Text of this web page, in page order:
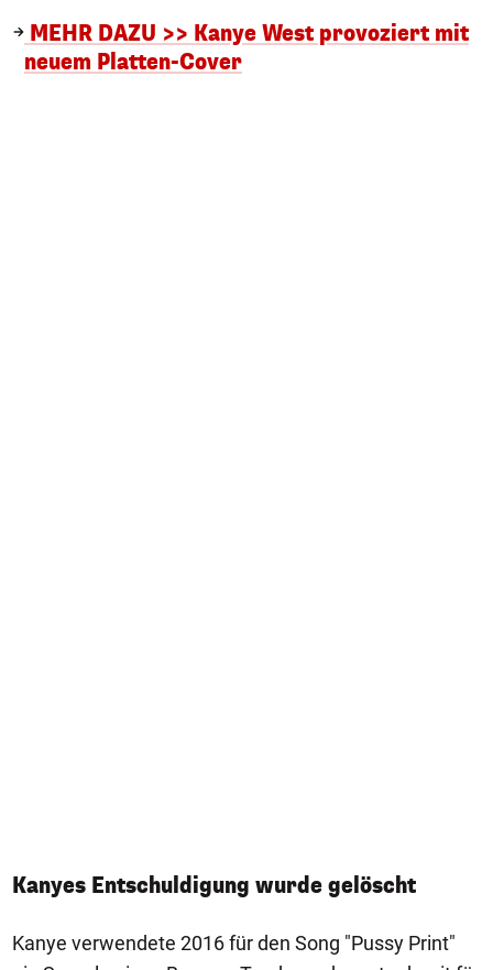
MEHR DAZU >> Kanye West provoziert mit
neuem Platten-Cover
Kanyes Entschuldigung wurde gelöscht
Kanye verwendete 2016 für den Song "Pussy Print"